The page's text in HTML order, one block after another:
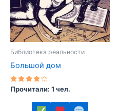
Библиотека реальности
Большой дом
Оценка
4.00
Прочитали: 1 чел.